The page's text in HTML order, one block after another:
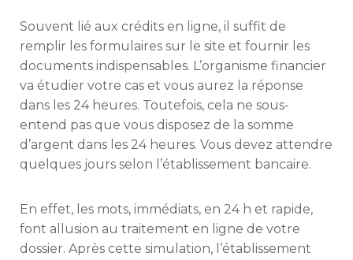
Souvent lié aux crédits en ligne, il suffit de
remplir les formulaires sur le site et fournir les
documents indispensables. L’organisme financier
va étudier votre cas et vous aurez la réponse
dans les 24 heures. Toutefois, cela ne sous-
entend pas que vous disposez de la somme
d’argent dans les 24 heures. Vous devez attendre
quelques jours selon l’établissement bancaire.
En effet, les mots, immédiats, en 24 h et rapide,
font allusion au traitement en ligne de votre
dossier. Après cette simulation, l’établissement